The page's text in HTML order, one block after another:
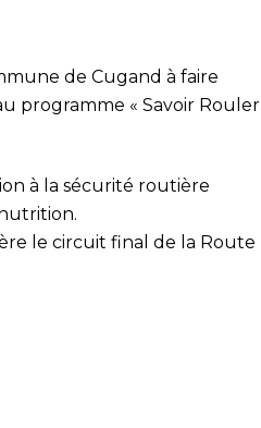
de Cugand à faire
programme « Savoir Rouler
à la sécurité routière
le circuit final de la Route